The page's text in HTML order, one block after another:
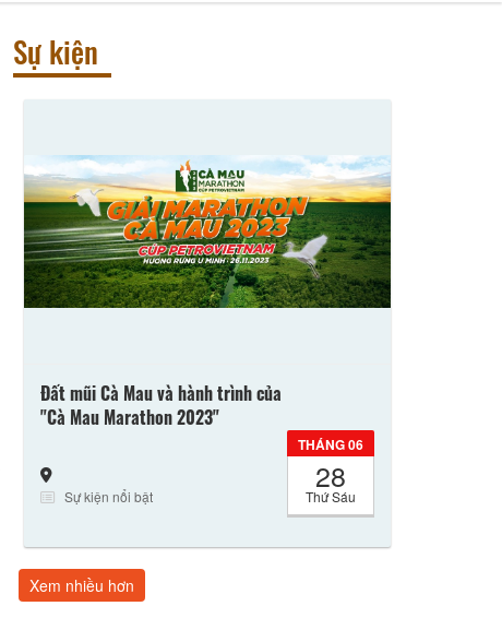
Sự kiện
Đất mũi Cà Mau và hành trình của
"Cà Mau Marathon 2023"
Sự kiện nổi bật
THÁNG 06
28
Thứ Sáu
Xem nhiều hơn